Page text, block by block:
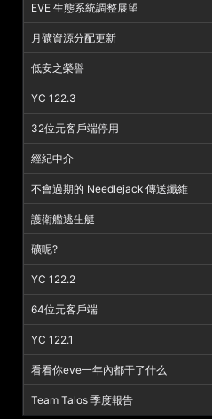
EVE 生態系統調整展望
月礦資源分配更新
低安之榮譽
YC 122.3
32位元客戶端停用
經紀中介
不會過期的 Needlejack 傳送纖維
護衛艦逃生艇
礦呢?
YC 122.2
64位元客戶端
YC 122.1
看看你eve一年內都干了什么
Team Talos 季度報告